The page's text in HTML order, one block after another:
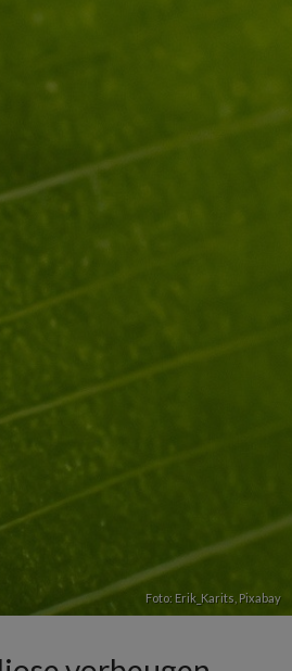
Foto: Erik_Karits, Pixabay